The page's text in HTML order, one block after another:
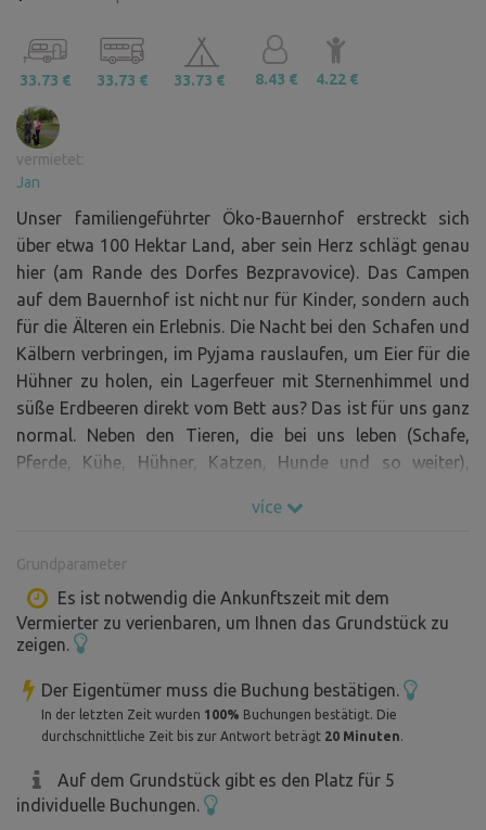
33.73 € 33.73 € 33.73 € 8.43 € 4.22 €
vermietet:
Jan
Unser familiengeführter Öko-Bauernhof erstreckt sich
über etwa 100 Hektar Land, aber sein Herz schlägt genau
hier (am Rande des Dorfes Bezpravovice). Das Campen
auf dem Bauernhof ist nicht nur für Kinder, sondern auch
für die Älteren ein Erlebnis. Die Nacht bei den Schafen und
Kälbern verbringen, im Pyjama rauslaufen, um Eier für die
Hühner zu holen, ein Lagerfeuer mit Sternenhimmel und
süße Erdbeeren direkt vom Bett aus? Das ist für uns ganz
normal. Neben den Tieren, die bei uns leben (Schafe,
Pferde, Kühe, Hühner, Katzen, Hunde und so weiter),
lernen auch, wie Gemüse angebaut wird und wie eine
Johannisbeere aus dem Busch schmeckt.... :). Hier können
Sie Ihren Wohnwagen, Ihr Wohnmobil und Ihr Zelt
abstellen. Es gibt eine warme Dusche, eine Toilette mit
Wasserspülung und einen Stromanschluss, und Sie
können auf den zum Hof gehörenden Wiesen und Weiden
spazieren gehen. Dort sehen Sie die Herden unserer
Schafe, Kühe und Bullen. Weil uns ihr Wohlergehen am
auf den Weiden. Sie werden nur während der Schlamm-
und Abkalbezeit, wenn unsere "Babys" geboren werden,
více
Grundparameter
Es ist notwendig die Ankunftszeit mit dem
Vermierter zu verienbaren, um Ihnen das Grundstück zu
zeigen.
Der Eigentümer muss die Buchung bestätigen.
In der letzten Zeit wurden 100% Buchungen bestätigt. Die
durchschnittliche Zeit bis zur Antwort beträgt 20 Minuten.
Auf dem Grundstück gibt es den Platz für 5
individuelle Buchungen.